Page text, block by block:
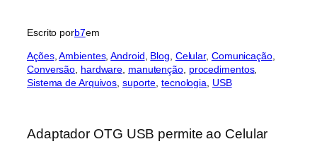
Escrito porb7em
Ações, Ambientes, Android Blog Celular, Comunicação
Conversão hardware manutenção, procedimentos
Sistema de Arquivos suporte , tecnologia USB
Adaptador OTG USB permite ao Celular